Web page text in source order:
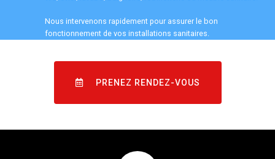
Nous intervenons rapidement pour assurer le bon
fonctionnement de vos installations sanitaires.
PRENEZ RENDEZ-VOUS